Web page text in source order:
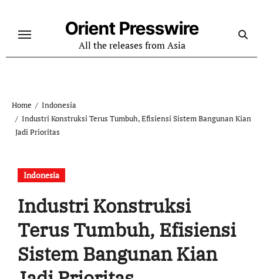
content
Orient Presswire
All the releases from Asia
Home
Indonesia
Industri Konstruksi Terus Tumbuh, Efisiensi Sistem Bangunan Kian
Jadi Prioritas
Indonesia
Industri Konstruksi
Terus Tumbuh, Efisiensi
Sistem Bangunan Kian